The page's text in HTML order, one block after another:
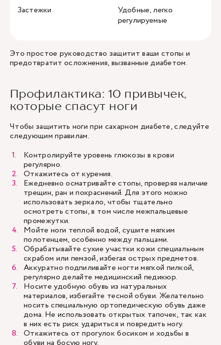
Застежки
Удобные, легко
регулируемые
Это простое руководство защитит ваши стопы и
предотвратит осложнения, вызванные диабетом.
Профилактика: 10 привычек,
которые спасут ноги
Чтобы защитить ноги при сахарном диабете, следуйте
следующим правилам.
Контролируйте уровень глюкозы в крови
регулярно.
Откажитесь от курения.
Ежедневно осматривайте стопы, проверяя наличие
трещин, ран и покраснений. Для этого можно
использовать зеркало, чтобы тщательно
осмотреть стопы, в том числе межпальцевые
промежутки.
Мойте ноги теплой водой, сушите мягким
полотенцем, особенно между пальцами.
Обрабатывайте сухие участки кожи специальным
скрабом или пемзой, избегая острых предметов.
Аккуратно подпиливайте ногти мягкой пилкой,
регулярно делайте медицинский педикюр.
Носите удобную обувь из натуральных
материалов, избегайте тесной обуви. Желательно
носить специальную ортопедическую обувь даже
дома. Не использовать открытых тапочек, так как
в них есть риск удариться и повредить ногу.
Откажитесь от прогулок босиком и ходьбы в